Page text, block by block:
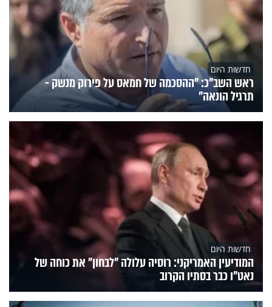
חדשות היום
ראש השב"כ: "ההסכמה של חמאס על פירוק מנשק -
תרגיל הונאה"
חדשות היום
המודיעין האמריקני: רוסיה עלולה "לבחון" את כוחה של
נאט"ו כבר בסתיו הקרוב